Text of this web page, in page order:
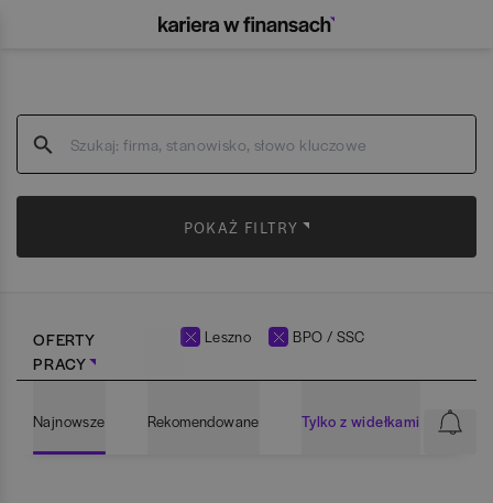
POKAŻ FILTRY
OFERTY
PRACY
Leszno BPO / SSC
Najnowsze Rekomendowane Tylko z widełkami